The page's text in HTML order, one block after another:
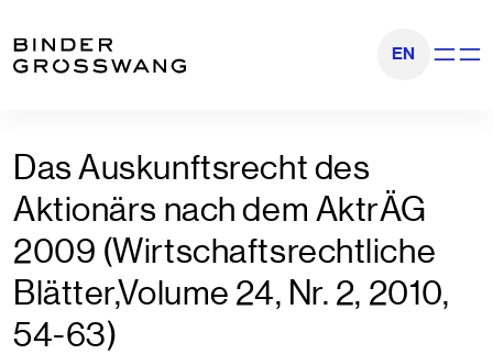
EN
Das Auskunftsrecht des
Aktionärs nach dem AktrÄG
2009 (Wirtschaftsrechtliche
Blätter,Volume 24, Nr. 2, 2010,
54-63)